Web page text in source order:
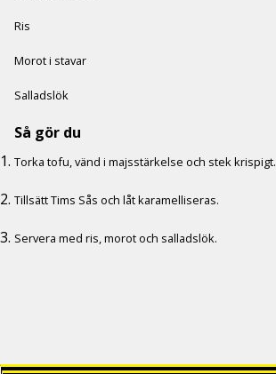
Ris
Morot i stavar
Salladslök
Så gör du
Torka tofu, vänd i majsstärkelse och stek krispigt.
Tillsätt Tims Sås och låt karamelliseras.
Servera med ris, morot och salladslök.